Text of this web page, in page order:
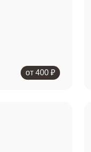
от 400 ₽